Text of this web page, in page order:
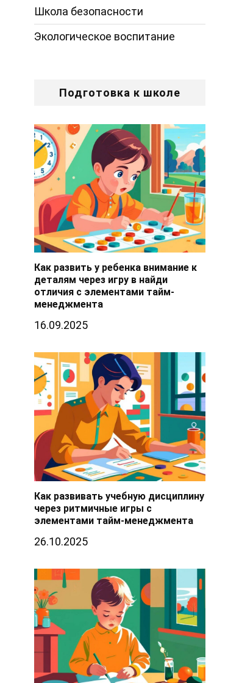
Школа безопасности
Экологическое воспитание
Подготовка к школе
Как развить у ребенка внимание к
деталям через игру в найди
отличия с элементами тайм-
менеджмента
16.09.2025
Как развивать учебную дисциплину
через ритмичные игры с
элементами тайм-менеджмента
26.10.2025